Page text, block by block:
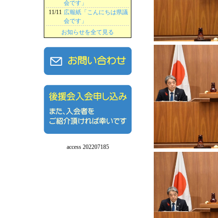
会です」
11/11 広報紙「こんにちは県議
会です」
お知らせを全て見る
access 202207185